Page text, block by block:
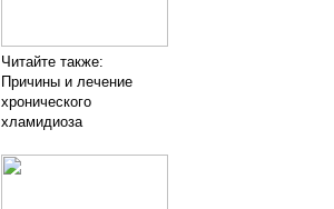
Читайте также:
Причины и лечение
хронического
хламидиоза